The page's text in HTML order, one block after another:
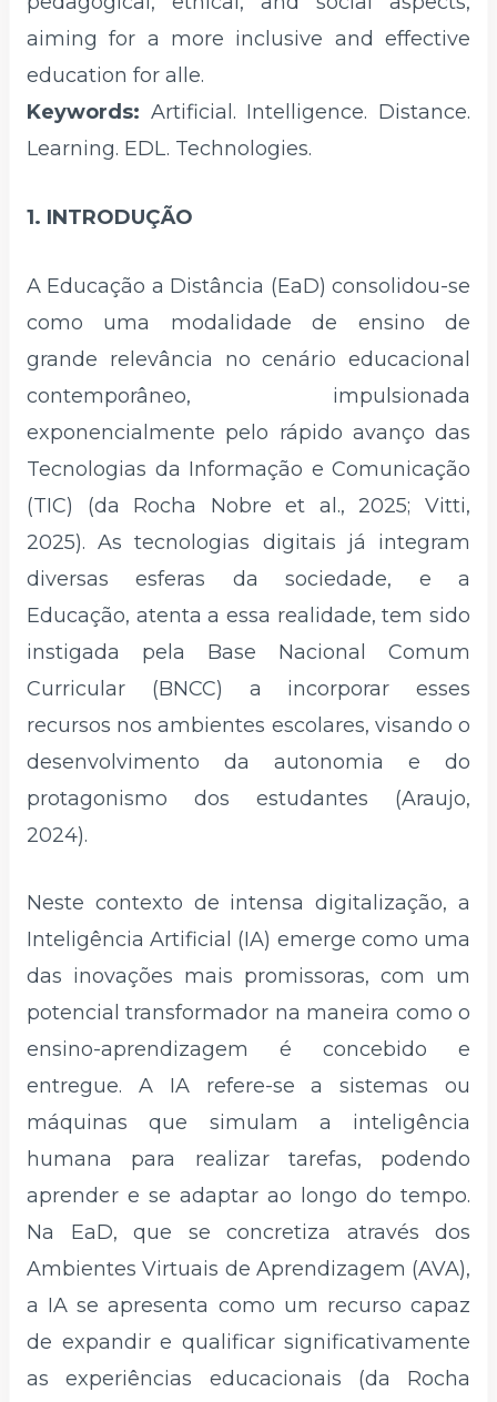
aiming for a more inclusive and effective
education for alle.
Keywords: Artificial. Intelligence. Distance.
Learning. EDL. Technologies.
1. INTRODUÇÃO
A Educação a Distância (EaD) consolidou-se
como uma modalidade de ensino de
grande relevância no cenário educacional
contemporâneo, impulsionada
exponencialmente pelo rápido avanço das
Tecnologias da Informação e Comunicação
(TIC) (da Rocha Nobre et al., 2025; Vitti,
2025). As tecnologias digitais já integram
diversas esferas da sociedade, e a
Educação, atenta a essa realidade, tem sido
instigada pela Base Nacional Comum
Curricular (BNCC) a incorporar esses
recursos nos ambientes escolares, visando o
desenvolvimento da autonomia e do
protagonismo dos estudantes (Araujo,
2024).
Neste contexto de intensa digitalização, a
Inteligência Artificial (IA) emerge como uma
das inovações mais promissoras, com um
potencial transformador na maneira como o
ensino-aprendizagem é concebido e
entregue. A IA refere-se a sistemas ou
máquinas que simulam a inteligência
humana para realizar tarefas, podendo
aprender e se adaptar ao longo do tempo.
Na EaD, que se concretiza através dos
Ambientes Virtuais de Aprendizagem (AVA),
a IA se apresenta como um recurso capaz
de expandir e qualificar significativamente
as experiências educacionais (da Rocha